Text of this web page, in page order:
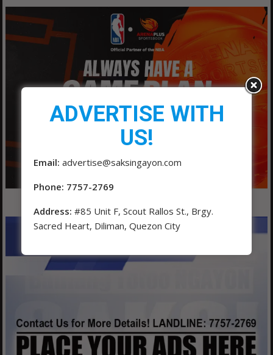
ADVERTISE WITH
US!
Email: advertise@saksingayon.com
Phone: 7757-2769
Address: #85 Unit F, Scout Rallos St., Brgy.
Sacred Heart, Diliman, Quezon City